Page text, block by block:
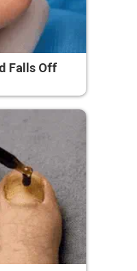
Falls Off